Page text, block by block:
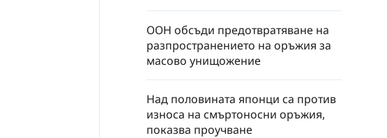
ООН обсъди предотвратяване на
разпространението на оръжия за
масово унищожение
Над половината японци са против
износа на смъртоносни оръжия,
показва проучване